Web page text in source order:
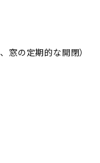
窓の定期的な開閉）